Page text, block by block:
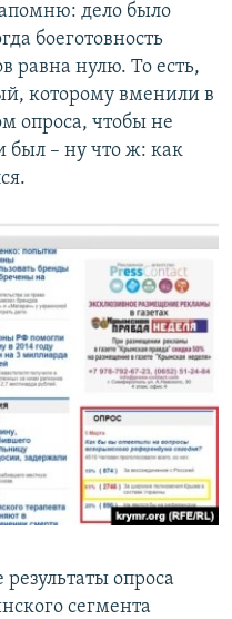
дело было
боеготовность
равна нулю. То есть,
которому вменили в
опроса, чтобы не
был – ну что ж: как
опроса
сегмента